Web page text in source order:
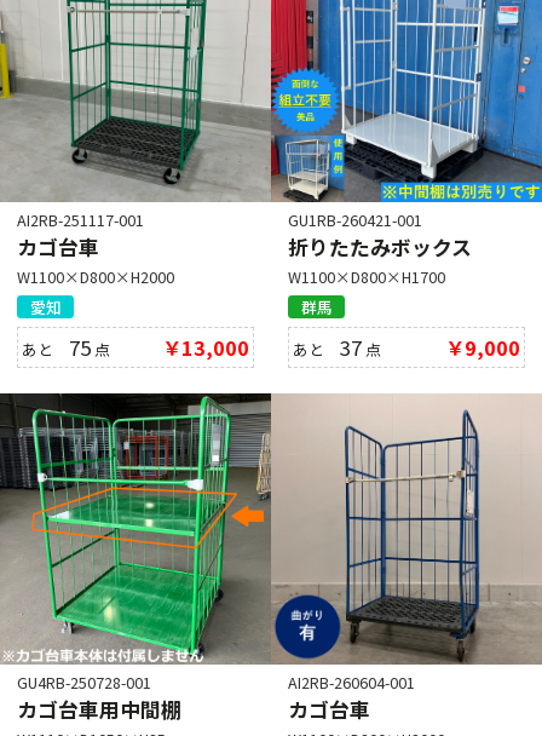
AI2RB-251117-001
カゴ台車
W1100×D800×H2000
愛知
あと 75 点 ￥13,000
GU1RB-260421-001
折りたたみボックス
W1100×D800×H1700
群馬
あと37 点 ￥9,000
GU4RB-250728-001
カゴ台車用中間棚
AI2RB-260604-001
カゴ台車